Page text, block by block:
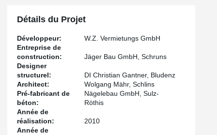
Détails du Projet
Développeur:
W.Z. Vermietungs GmbH
Entreprise de
construction:
Jäger Bau GmbH, Schruns
Designer
structurel:
DI Christian Gantner, Bludenz
Architect:
Wolgang Mähr, Schlins
Pré-fabricant de
béton:
Nägelebau GmbH, Sulz-
Röthis
Année de
réalisation:
2010
Année de